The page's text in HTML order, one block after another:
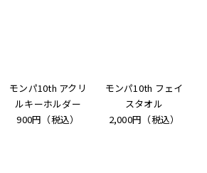
モンパ10th アクリ
ルキーホルダー
900円（税込）
モンパ10th フェイ
スタオル
2,000円（税込）